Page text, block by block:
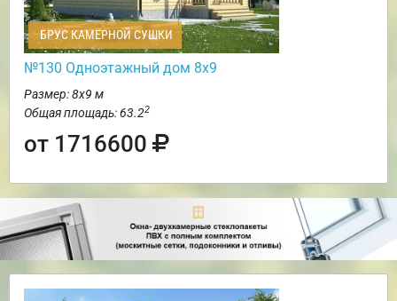
БРУС КАМЕРНОЙ СУШКИ
№130 Одноэтажный дом 8х9
Размер: 8х9 м
Общая площадь: 63.22
от 1716600